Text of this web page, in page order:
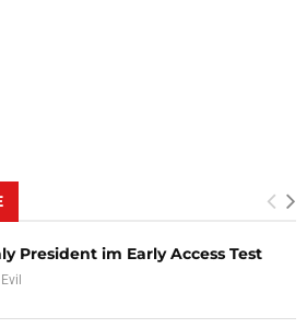
President im Early Access Test